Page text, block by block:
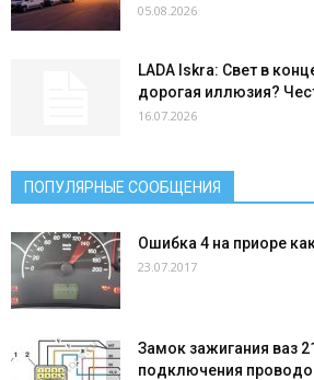
05.08.2026
LADA Iskra: Свет в
дорогая иллюзия?
16.07.2026
ПОПУЛЯРНЫЕ СООБЩЕНИЯ
Ошибка 4 на приоре
23.07.2017
Замок зажигания ваз
подключения